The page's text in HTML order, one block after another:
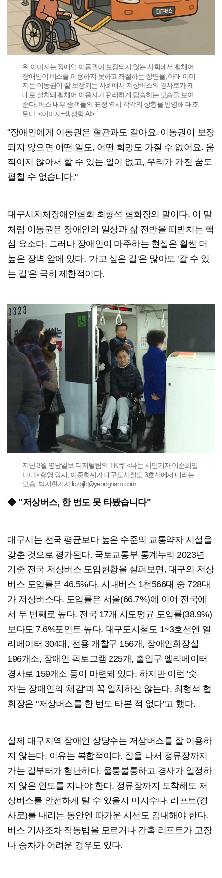
위 이미지는 장애인 이동권이 보장되지 않는 사회에서 휠체어
장애인이 버스를 이용하지 못하고 좌절하는 장면을, 아래 이미
지는 이동권이 잘 보장되는 사회에서 저상버스의 경사로가 제
대로 설치돼 휠체어 이용자가 편리하게 탑승하는 모습을 보여
준다. 버스 내부 승객들의 표정 역시 각각의 상황을 반영해 대조
된다. <이미지=생성형 AI>
"장애인에게 이동권은 혈관과도 같아요. 이동권이 보장
되지 않으면 어떤 일도, 어떤 희망도 가질 수 없어요. 움
직이지 않아서 할 수 있는 일이 없고, 우리가 가진 꿈도
펼칠 수 없습니다."
대구시지체장애인협회 최형석 협회장의 말이다. 이 말
처럼 이동권은 장애인의 일상과 삶 전반을 떠받치는 핵
심 요소다. 그러나 장애인이 마주하는 현실은 훨씬 더
높은 장벽 앞에 있다. '가고 싶은 길'은 많아도 '갈 수 있
는 길'은 극히 제한적이다.
지난 3월 영남일보 디지털팀의 'TK큐' <나는 시민기자 이준희입
니다> 촬영 당시, 이준희씨가 대구도시철도 3호선에서 내리는
모습. 박지현기자 lozpjh@yeongnam.com
◆ "저상버스, 한 번도 못 타봤습니다"
대구시는 전국 평균보다 높은 수준의 교통약자 시설을
갖춘 것으로 평가된다. 국토교통부 통계누리 2023년
기준 전국 저상버스 도입현황을 살펴보면, 대구의 저상
버스 도입률은 46.5%다. 시내버스 1천566대 중 728대
가 저상버스다. 도입률은 서울(66.7%)에 이어 전국에
서 두 번째로 높다. 전국 17개 시도평균 도입률(38.9%)
보다도 7.6%포인트 높다. 대구도시철도 1~3호선엔 엘
리베이터 304대, 전용 개찰구 156개, 장애인화장실
196개소, 장애인 픽토그램 225개, 출입구 엘리베이터
경사로 159개소 등이 마련돼 있다. 하지만 이런 '숫
자'는 장애인의 '체감'과 꼭 일치하진 않는다. 최형석 협
회장은 "저상버스를 한 번도 타본 적 없다"고 했다.
실제 대구지역 장애인 상당수는 저상버스를 잘 이용하
지 않는다. 이유는 복합적이다. 집을 나서 정류장까지
가는 길부터가 험난하다. 울퉁불퉁하고 경사가 일정하
지 않은 인도를 지나야 한다. 정류장까지 도착해도 저
상버스를 안전하게 탈 수 있을지 미지수다. 리프트(경
사로)를 내리는 동안엔 따가운 시선도 감내해야 한다.
버스 기사조차 작동법을 모르거나 간혹 리프트가 고장
나 승차가 어려운 경우도 있다.